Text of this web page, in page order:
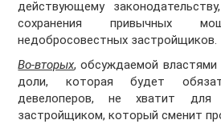
действующему
сохранения привычных
недобросовестных застройщиков.
Во-вторых, обсуждаемой властями
доли, которая будет
девелоперов, не хватит для
застройщиком, который сменит